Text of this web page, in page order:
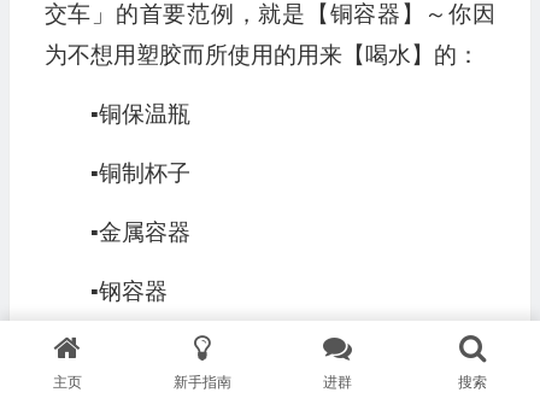
交车」的首要范例，就是【铜容器】～你因
为不想用塑胶而所使用的用来【喝水】的：
▪︎铜保温瓶
▪︎铜制杯子
▪︎金属容器
▪︎钢容器
▪︎不锈钢容器
主页 新手指南 进群 搜索